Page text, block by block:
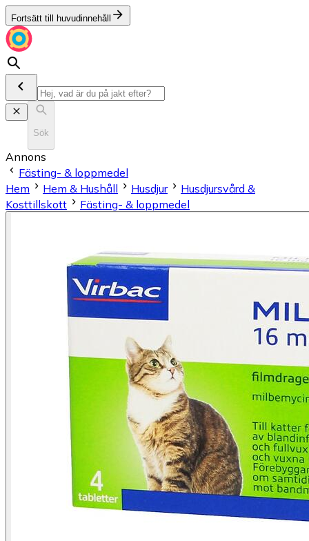
Fortsätt till huvudinnehåll
Sök
Annons
Fästing- & loppmedel
Hem
Hem & Hushåll Husdjur
Husdjursvård &
Kosttillskott
Fästing- & loppmedel